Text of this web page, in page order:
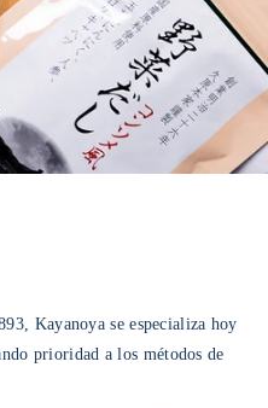
Kayanoya se especializa hoy
prioridad a los métodos de